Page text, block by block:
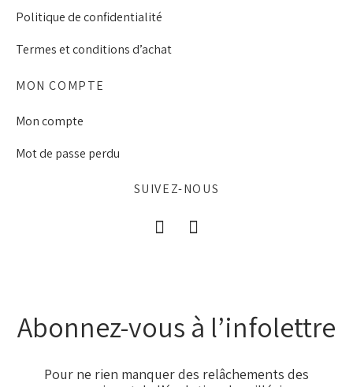
Politique de confidentialité
Termes et conditions d’achat
MON COMPTE
Mon compte
Mot de passe perdu
SUIVEZ-NOUS
Abonnez-vous à l’infolettre
Pour ne rien manquer des relâchements des